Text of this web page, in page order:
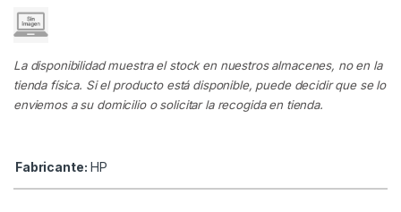
La disponibilidad muestra el stock en nuestros almacenes, no en la
tienda física. Si el producto está disponible, puede decidir que se lo
enviemos a su domicilio o solicitar la recogida en tienda.
Fabricante: HP